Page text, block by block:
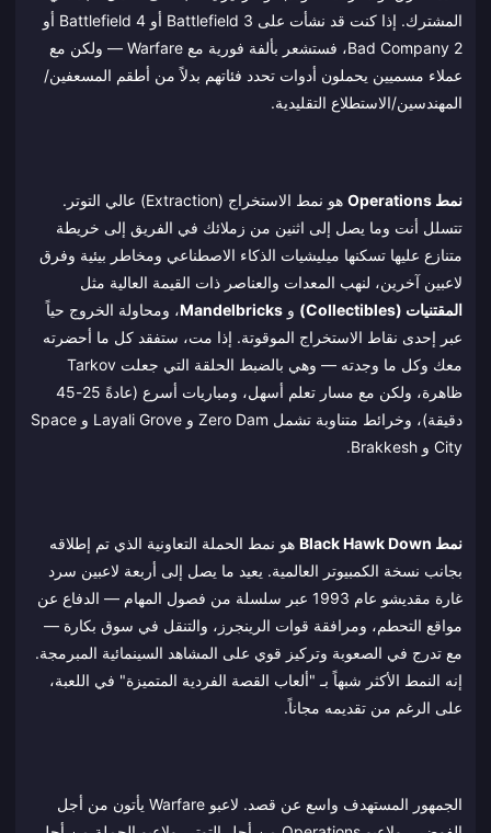
المشترك. إذا كنت قد نشأت على Battlefield 3 أو Battlefield 4 أو
Bad Company 2، فستشعر بألفة فورية مع Warfare — ولكن مع
عملاء مسميين يحملون أدوات تحدد فئاتهم بدلاً من أطقم المسعفين/
المهندسين/الاستطلاع التقليدية.
نمط Operations
هو نمط الاستخراج (Extraction) عالي التوتر.
تتسلل أنت وما يصل إلى اثنين من زملائك في الفريق إلى خريطة
متنازع عليها تسكنها ميليشيات الذكاء الاصطناعي ومخاطر بيئية وفرق
لاعبين آخرين، لنهب المعدات والعناصر ذات القيمة العالية مثل
المقتنيات (Collectibles)
و Mandelbricks، ومحاولة الخروج حياً
عبر إحدى نقاط الاستخراج الموقوتة. إذا مت، ستفقد كل ما أحضرته
معك وكل ما وجدته — وهي بالضبط الحلقة التي جعلت Tarkov
ظاهرة، ولكن مع مسار تعلم أسهل، ومباريات أسرع (عادةً 25-45
دقيقة)، وخرائط متناوبة تشمل Zero Dam و Layali Grove و Space
City و Brakkesh.
نمط Black Hawk Down
هو نمط الحملة التعاونية الذي تم إطلاقه
بجانب نسخة الكمبيوتر العالمية. يعيد ما يصل إلى أربعة لاعبين سرد
غارة مقديشو عام 1993 عبر سلسلة من فصول المهام — الدفاع عن
مواقع التحطم، ومرافقة قوات الرينجرز، والتنقل في سوق بكارة —
مع تدرج في الصعوبة وتركيز قوي على المشاهد السينمائية المبرمجة.
إنه النمط الأكثر شبهاً بـ "ألعاب القصة الفردية المتميزة" في اللعبة،
على الرغم من تقديمه مجاناً.
الجمهور المستهدف واسع عن قصد. لاعبو Warfare يأتون من أجل